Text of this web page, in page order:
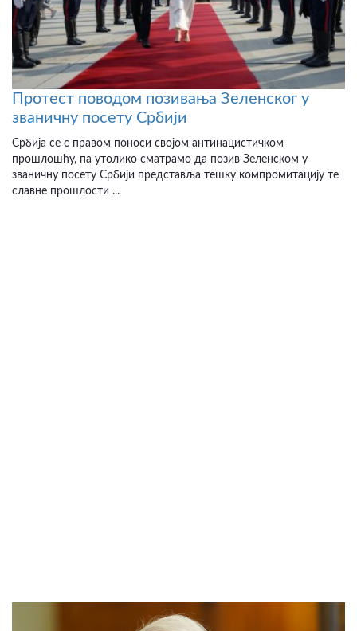
Протест поводом позивања Зеленског у
званичну посету Србији
Србија се с правом поноси својом антинацистичком
прошлошћу, па утолико сматрамо да позив Зеленском у
званичну посету Србији представља тешку компромитацију те
славне прошлости ...